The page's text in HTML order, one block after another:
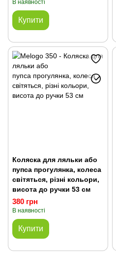
В наявності
Купити
Коляска для ляльки або
пупса прогулянка, колеса
світяться, різні кольори,
висота до ручки 53 см
380 грн
В наявності
Купити